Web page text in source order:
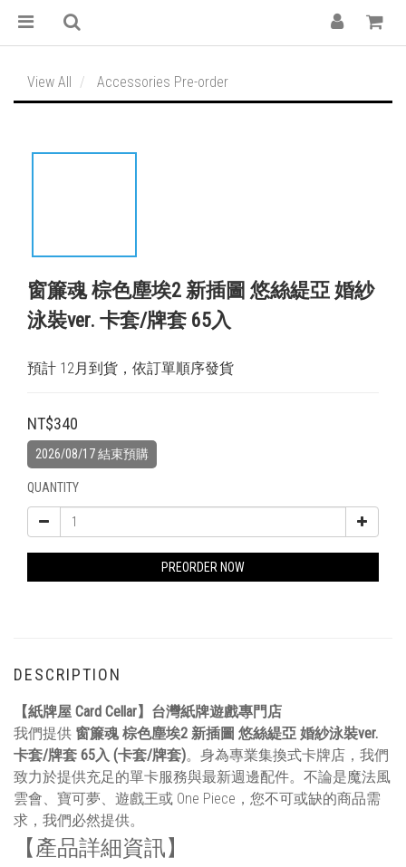
View All Accessories Pre-order
窗簾魂 棕色塵埃2 新插圖 悠絲緹亞 婚紗
泳裝ver. 卡套/牌套 65入
預計 12月到貨，依訂單順序發貨
NT$340
2026/08/17 結束預購
QUANTITY
PREORDER NOW
DESCRIPTION
【紙牌屋 Card Cellar】台灣紙牌遊戲專門店
我們提供 窗簾魂 棕色塵埃2 新插圖 悠絲緹亞 婚紗泳裝ver.
卡套/牌套 65入 (卡套/牌套)。身為專業集換式卡牌店，我們
致力於提供充足的單卡服務與最新週邊配件。不論是魔法風
雲會、寶可夢、遊戲王或 One Piece，您不可或缺的商品需
求，我們必然提供。
【產品詳細資訊】